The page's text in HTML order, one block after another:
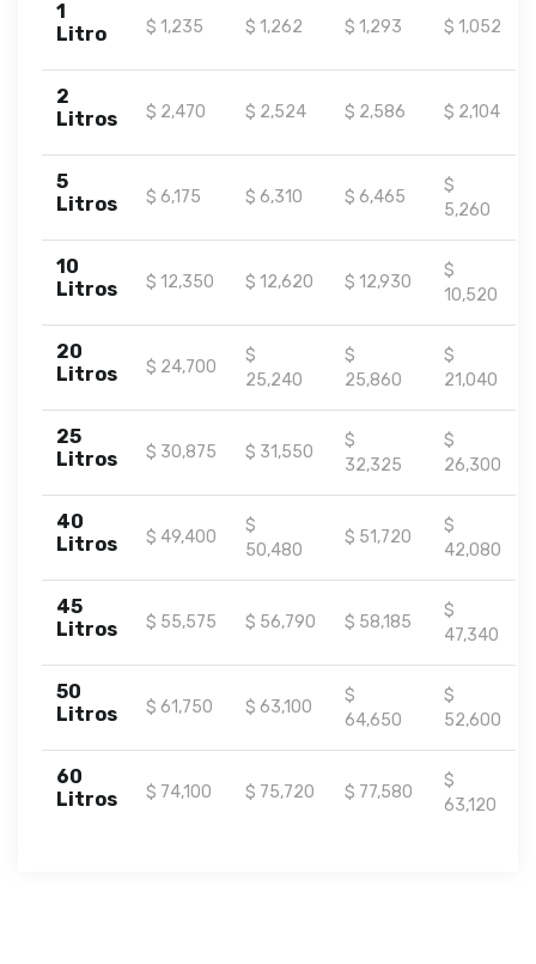
1
Litro
$ 1,235 $ 1,262 $ 1,293 $ 1,052
2
Litros
$ 2,470 $ 2,524 $ 2,586 $ 2,104
5
Litros
$ 6,175 $ 6,310 $ 6,465
$
5,260
10
Litros
$ 12,350 $ 12,620 $ 12,930
$
10,520
20
Litros
$ 24,700
$
25,240
$
25,860
$
21,040
25
Litros
$ 30,875 $ 31,550
$
32,325
$
26,300
40
Litros
$ 49,400
$
50,480
$ 51,720
$
42,080
45
Litros
$ 55,575 $ 56,790 $ 58,185
$
47,340
50
Litros
$ 61,750 $ 63,100
$
64,650
$
52,600
60
Litros
$ 74,100 $ 75,720 $ 77,580
$
63,120